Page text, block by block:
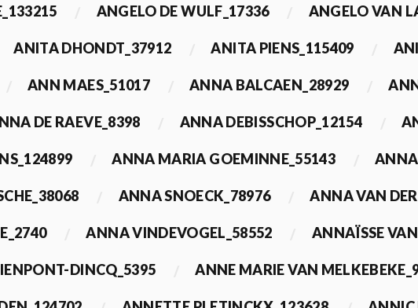
ANGELO DE WULF_17336 ANGELO VAN
ANITA DHONDT_37912 ANITA PIENS_115409
ANN MAES_51017 ANNA BALCAEN_28929
DE RAEVE_8398 ANNA DEBISSCHOP_12154
ANNA MARIA GOEMINNE_55143
ANNA SNOECK_78976 ANNA VAN
ANNA VINDEVOGEL_58552 ANNAÏSSE
DINCQ_5395 ANNE MARIE VAN